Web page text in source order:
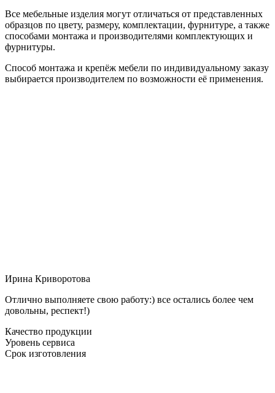
Все мебельные изделия могут отличаться от представленных
образцов по цвету, размеру, комплектации, фурнитуре, а также
способами монтажа и производителями комплектующих и
фурнитуры.
Способ монтажа и крепёж мебели по индивидуальному заказу
выбирается производителем по возможности её применения.
Ирина Криворотова
Отлично выполняете свою работу:) все остались более чем
довольны, респект!)
Качество продукции
Уровень сервиса
Срок изготовления